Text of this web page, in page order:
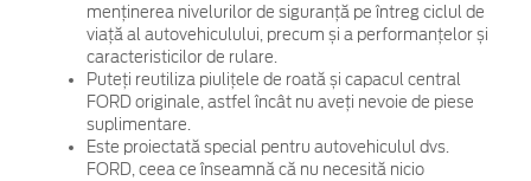
menținerea nivelurilor de siguranță pe întreg ciclul de
viață al autovehiculului, precum și a performanțelor și
caracteristicilor de rulare.
Puteți reutiliza piulițele de roată și capacul central
FORD originale, astfel încât nu aveți nevoie de piese
suplimentare.
Este proiectată special pentru autovehiculul dvs.
FORD, ceea ce înseamnă că nu necesită nicio